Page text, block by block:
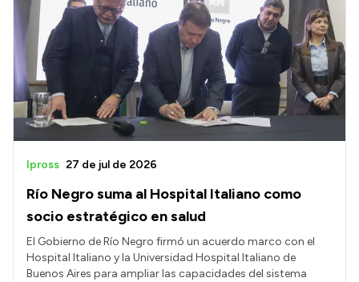
Río Negro suma al Hospital Italiano como
socio estratégico en salud
Ipross 27 de jul de 2026
El Gobierno de Río Negro firmó un acuerdo marco con el
Hospital Italiano y la Universidad Hospital Italiano de
Buenos Aires para ampliar las capacidades del sistema